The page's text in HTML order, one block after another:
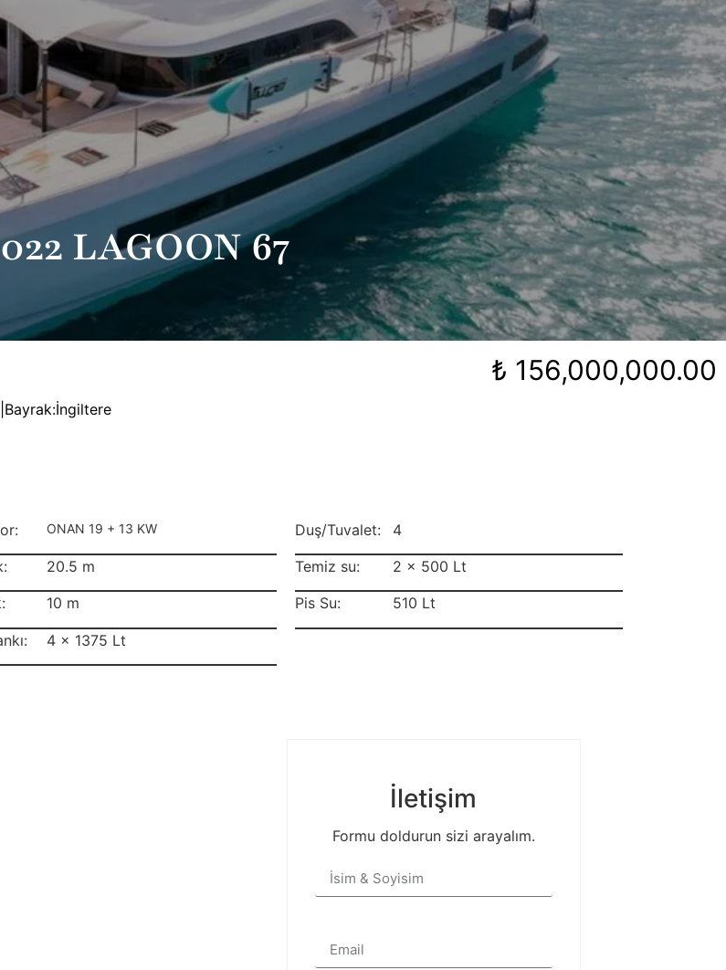
LAGOON 67
₺ 156,000,000.00
Bayrak:İngiltere
ONAN 19 + 13 KW
20.5 m
10 m
4 x 1375 Lt
Duş/Tuvalet: 4
Temiz su: 2 x 500 Lt
Pis Su: 510 Lt
İletişim
Formu doldurun sizi arayalım.